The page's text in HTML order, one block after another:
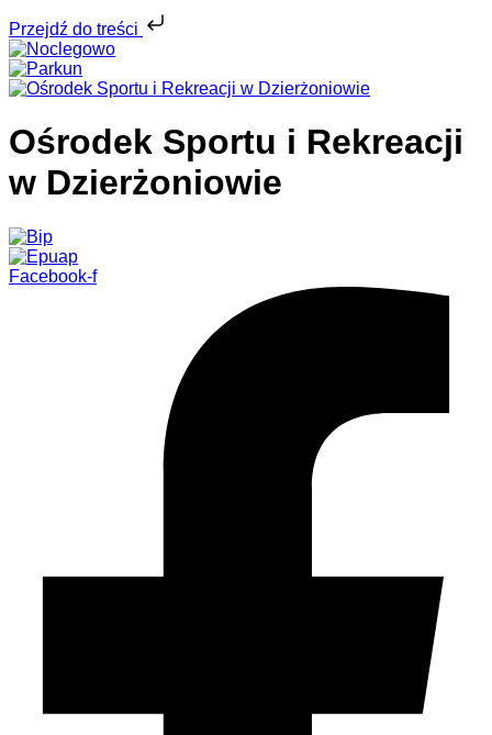
Przejdź do treści
Ośrodek Sportu i Rekreacji
w Dzierżoniowie
Facebook-f